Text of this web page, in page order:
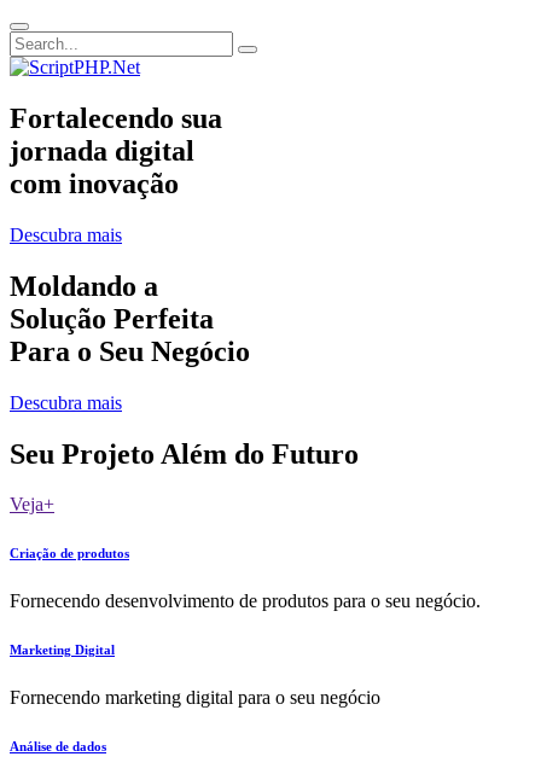
Fortalecendo sua
jornada digital
com inovação
Descubra mais
Moldando a
Solução Perfeita
Para o Seu Negócio
Descubra mais
Seu Projeto Além do Futuro
Veja+
Criação de produtos
Fornecendo desenvolvimento de produtos para o seu negócio.
Marketing Digital
Fornecendo marketing digital para o seu negócio
Análise de dados